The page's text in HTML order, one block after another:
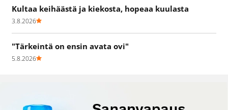
Kultaa keihäästä ja kiekosta, hopeaa kuulasta
3.8.2026
"Tärkeintä on ensin avata ovi"
5.8.2026